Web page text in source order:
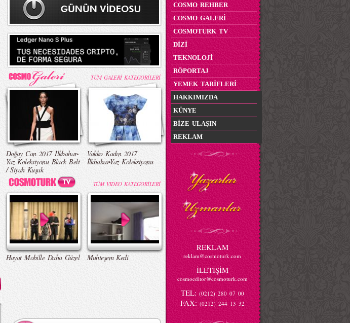
TÜM GALERİ KATEGORİLERİ
Doğay Can 2017 İlkbahar-
Yaz Koleksiyonu Black Belt
/ Siyah Kuşak
Vakko Kadın 2017
İlkbahar-Yaz Koleksiyonu
TÜM VIDEO KATEGORİLERİ
Hayat Mobille Daha Güzel Muhteşem Kedi
COSMO REHBER
COSMO GALERİ
COSMOTURK TV
DİZİ
TEKNOLOJİ
RÖPORTAJ
YEMEK TARİFLERİ
HAKKIMIZDA
KÜNYE
BİZE ULAŞIN
REKLAM
REKLAM
reklam@cosmoturk.com
İLETİŞİM
cosmoeditor@cosmoturk.com
TEL: (0212) 280 07 00
FAX: (0212) 244 13 32